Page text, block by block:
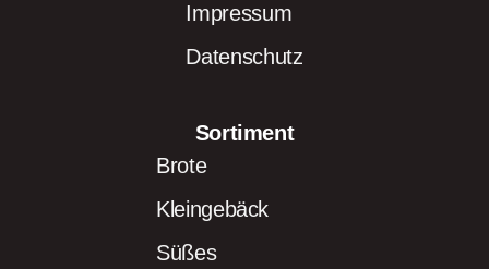
Impressum
Datenschutz
Sortiment
Brote
Kleingebäck
Süßes